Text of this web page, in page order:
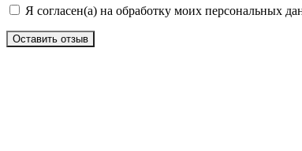
Я согласен(а) на обработку моих персональных
Оставить отзыв